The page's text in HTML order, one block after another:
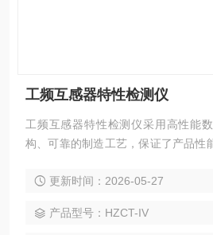
工频互感器特性检测仪
工频互感器特性检测仪采用高性能
构、可靠的制造工艺，保证了产品性
来测试电流互感器和电压互感器的专
更新时间：2026-05-27
产品型号：HZCT-IV